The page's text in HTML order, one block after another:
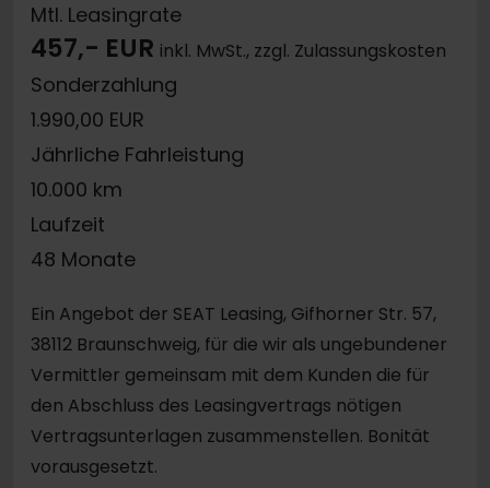
Mtl. Leasingrate
457,- EUR inkl. MwSt., zzgl. Zulassungskosten
Sonderzahlung
1.990,00 EUR
Jährliche Fahrleistung
10.000 km
Laufzeit
48 Monate
Ein Angebot der SEAT Leasing, Gifhorner Str. 57,
38112 Braunschweig, für die wir als ungebundener
Vermittler gemeinsam mit dem Kunden die für
den Abschluss des Leasingvertrags nötigen
Vertragsunterlagen zusammenstellen. Bonität
vorausgesetzt.